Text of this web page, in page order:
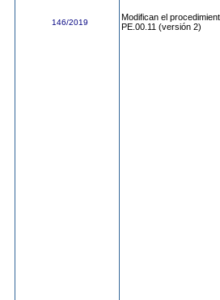
146/2019
Modifican el
PE.00.11 (versión 2)